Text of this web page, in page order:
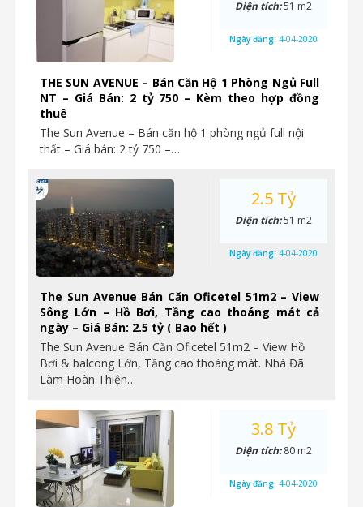
THE SUN AVENUE – Bán Căn Hộ 1 Phòng Ngủ Full
NT – Giá Bán: 2 tỷ 750 – Kèm theo hợp đồng
thuê
The Sun Avenue – Bán căn hộ 1 phòng ngủ full nội
thất – Giá bán: 2 tỷ 750 –…
Diện tích:51 m2
Ngày đăng: 4-04-2020
The Sun Avenue Bán Căn Oficetel 51m2 – View
Sông Lớn – Hồ Bơi, Tầng cao thoáng mát cả
ngày – Giá Bán: 2.5 tỷ ( Bao hết )
The Sun Avenue Bán Căn Oficetel 51m2 – View Hồ
Bơi & balcong Lớn, Tầng cao thoáng mát. Nhà Đã
Làm Hoàn Thiện…
2.5 Tỷ
Diện tích:51 m2
Ngày đăng: 4-04-2020
3.8 Tỷ
Diện tích:80 m2
Ngày đăng: 4-04-2020